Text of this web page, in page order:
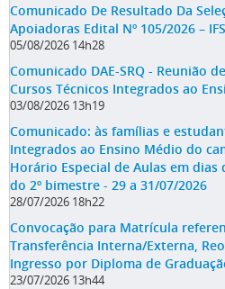
Comunicado De Resultado Da
Apoiadoras Edital Nº 105/2026 –
05/08/2026 14h28
Comunicado DAE-SRQ - Reunião
Cursos Técnicos Integrados ao
03/08/2026 13h19
Comunicado: às famílias e
Integrados ao Ensino Médio do
Horário Especial de Aulas em
do 2º bimestre - 29 a 31/07/2026
28/07/2026 18h22
Convocação para Matrícula
Transferência Interna/Externa,
Ingresso por Diploma de
23/07/2026 13h44